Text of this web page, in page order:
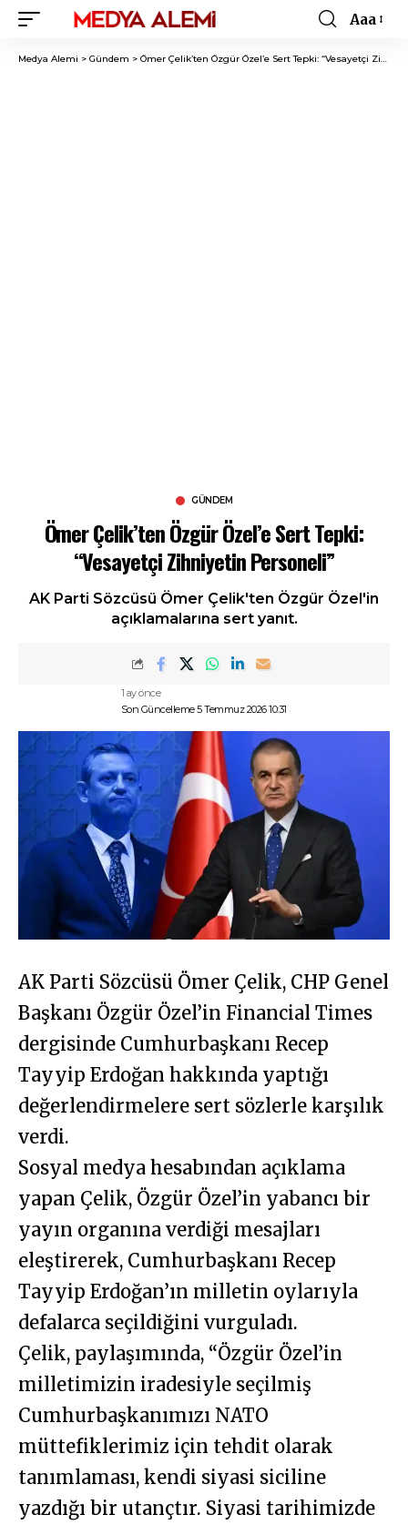
Font
Resizer
Aaa
Medya Alemi > Gündem > Ömer Çelik’ten Özgür Özel’e Sert Tepki: “Vesayetçi Zihniyetin Personeli”
GÜNDEM
Ömer Çelik’ten Özgür Özel’e Sert Tepki:
“Vesayetçi Zihniyetin Personeli”
AK Parti Sözcüsü Ömer Çelik'ten Özgür Özel'in
açıklamalarına sert yanıt.
Son Güncelleme 5 Temmuz 2026 10:31
1 ay önce
AK Parti Sözcüsü Ömer Çelik, CHP Genel
Başkanı Özgür Özel’in Financial Times
dergisinde Cumhurbaşkanı Recep
Tayyip Erdoğan hakkında yaptığı
değerlendirmelere sert sözlerle karşılık
verdi.
Sosyal medya hesabından açıklama
yapan Çelik, Özgür Özel’in yabancı bir
yayın organına verdiği mesajları
eleştirerek, Cumhurbaşkanı Recep
Tayyip Erdoğan’ın milletin oylarıyla
defalarca seçildiğini vurguladı.
Çelik, paylaşımında, “Özgür Özel’in
milletimizin iradesiyle seçilmiş
Cumhurbaşkanımızı NATO
müttefiklerimiz için tehdit olarak
tanımlaması, kendi siyasi siciline
yazdığı bir utançtır. Siyasi tarihimizde